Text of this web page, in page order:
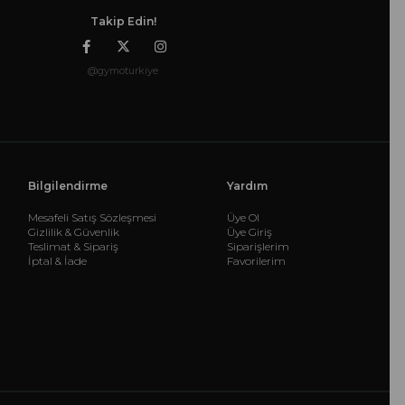
Takip Edin!
@gymoturkiye
Bilgilendirme
Mesafeli Satış Sözleşmesi
Gizlilik & Güvenlik
Teslimat & Sipariş
İptal & İade
Yardım
Üye Ol
Üye Giriş
Siparişlerim
Favorilerim